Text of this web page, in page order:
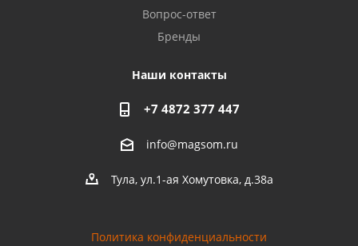
Вопрос-ответ
Бренды
Наши контакты
+7 4872 377 447
info@magsom.ru
Тула, ул.1-ая Хомутовка, д.38а
Политика конфиденциальности